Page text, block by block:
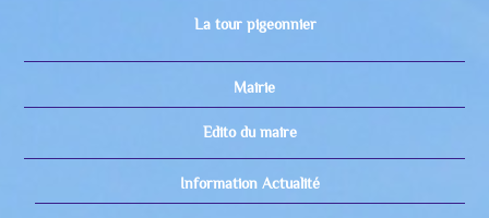
La tour pigeonnier
Mairie
Edito du maire
Information Actualité